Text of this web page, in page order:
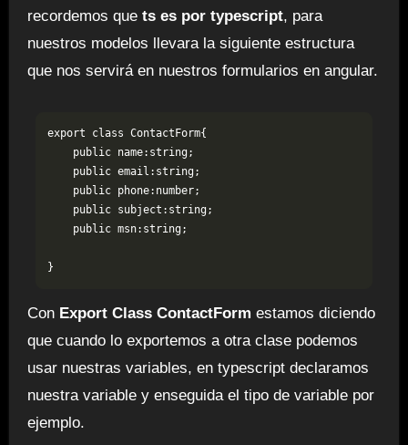
recordemos que ts es por typescript, para
nuestros modelos llevara la siguiente estructura
que nos servirá en nuestros formularios en angular.
export class ContactForm{
    public name:string;
    public email:string;
    public phone:number;
    public subject:string;
    public msn:string;
}
Con Export Class ContactForm estamos diciendo
que cuando lo exportemos a otra clase podemos
usar nuestras variables, en typescript declaramos
nuestra variable y enseguida el tipo de variable por
ejemplo.